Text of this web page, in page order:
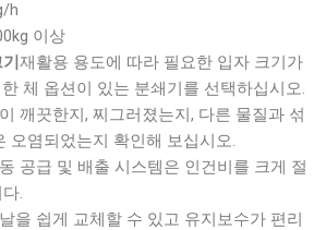
h
이상
재활용 용도에 따라 필요한 입자 크기가
체 옵션이 있는 분쇄기를 선택하십시오.
깨끗한지, 찌그러졌는지, 다른 물질과 섞
오염되었는지 확인해 보십시오.
공급 및 배출 시스템은 인건비를 크게 절
.
날을 쉽게 교체할 수 있고 유지보수가 편리